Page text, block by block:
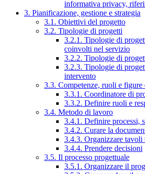
informativa privacy,
3. Pianificazione, gestione e strategia
3.1. Obiettivi del progetto
3.2. Tipologie di progetti
3.2.1. Tipologie di
coinvolti nel servizio
3.2.2. Tipologie di
3.2.3. Tipologie di
intervento
3.3. Competenze, ruoli e
3.3.1. Coordinatore di
3.3.2. Definire ruoli e
3.4. Metodo di lavoro
3.4.1. Definire processi,
3.4.2. Curare la
3.4.3. Organizzare
3.4.4. Prendere decisioni
3.5. Il processo progettuale
3.5.1. Organizzare il